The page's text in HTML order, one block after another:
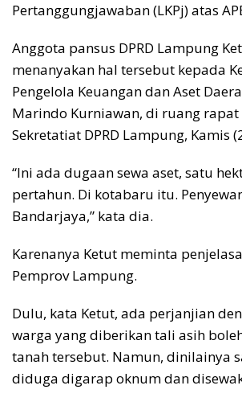
Pertanggungjawaban (LKPj) atas
Anggota pansus DPRD Lampung
menanyakan hal tersebut kepada
Pengelola Keuangan dan Aset
Marindo Kurniawan, di ruang rapat
Sekretatiat DPRD Lampung, Kamis
“Ini ada dugaan sewa aset, satu
pertahun. Di kotabaru itu.
Bandarjaya,” kata dia.
Karenanya Ketut meminta
Pemprov Lampung.
Dulu, kata Ketut, ada perjanjian
warga yang diberikan tali asih
tanah tersebut. Namun, dinilainya
diduga digarap oknum dan